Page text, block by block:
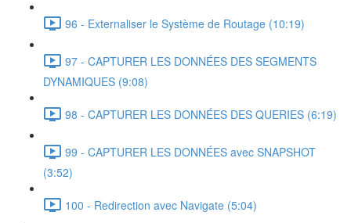
96 - Externaliser le Système de Routage (10:19)
97 - CAPTURER LES DONNÉES DES SEGMENTS
DYNAMIQUES (9:08)
98 - CAPTURER LES DONNÉES DES QUERIES (6:19)
99 - CAPTURER LES DONNÉES avec SNAPSHOT
(3:52)
100 - Redirection avec Navigate (5:04)